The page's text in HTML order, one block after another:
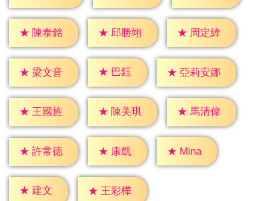
★ 陳泰銘 ★ 邱勝翊 ★ 周定緯
★ 梁文音 ★ 巴鈺 ★ 亞莉安娜
★ 王國旌 ★ 陳美琪 ★ 馬清偉
★ 許常德 ★ 康凱 ★ Mina
★ 建文 ★ 王彩樺